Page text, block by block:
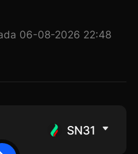
06-08-2026 22:48
SN31